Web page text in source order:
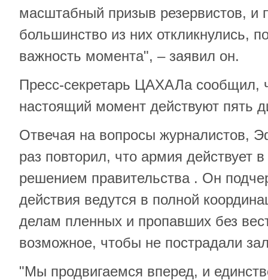
масштабный призыв резервистов, и
большинство из них откликнулись,
важность момента", – заявил он.
Пресс-секретарь ЦАХАЛа сообщил,
настоящий момент действуют пять
Отвечая на вопросы журналистов,
раз повторил, что армия действует в
решением правительства . Он
действия ведутся в полной
делам пленных и пропавших без
возможное, чтобы не пострадали
"Мы продвигаемся вперед, и